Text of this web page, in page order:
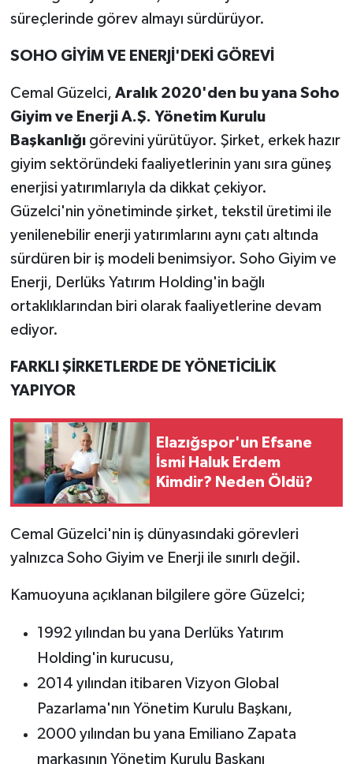
süreçlerinde görev almayı sürdürüyor.
SOHO GİYİM VE ENERJİ'DEKİ GÖREVİ
Cemal Güzelci, Aralık 2020'den bu yana Soho
Giyim ve Enerji A.Ş. Yönetim Kurulu
Başkanlığıgörevini yürütüyor. Şirket, erkek hazır
giyim sektöründeki faaliyetlerinin yanı sıra güneş
enerjisi yatırımlarıyla da dikkat çekiyor.
Güzelci'nin yönetiminde şirket, tekstil üretimi ile
yenilenebilir enerji yatırımlarını aynı çatı altında
sürdüren bir iş modeli benimsiyor. Soho Giyim ve
Enerji, Derlüks Yatırım Holding'in bağlı
ortaklıklarından biri olarak faaliyetlerine devam
ediyor.
FARKLI ŞİRKETLERDE DE YÖNETİCİLİK
YAPIYOR
Elazığspor'un Efsane
İsmi Haluk Erdem
Kimdir? Neden Öldü?
Cemal Güzelci'nin iş dünyasındaki görevleri
yalnızca Soho Giyim ve Enerji ile sınırlı değil.
Kamuoyuna açıklanan bilgilere göre Güzelci;
1992 yılından bu yana Derlüks Yatırım
Holding'in kurucusu,
2014 yılından itibaren Vizyon Global
Pazarlama'nın Yönetim Kurulu Başkanı,
2000 yılından bu yana Emiliano Zapata
markasının Yönetim Kurulu Başkanı